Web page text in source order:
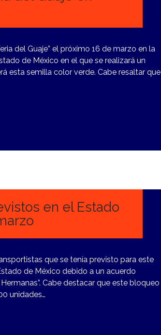
del Guaje” el próximo 16 de marzo en la
de México en el que se realizará un
esta semilla color verde. Cabe resaltar que
en el Estado
que se tenía previsto para este
de México debido a un acuerdo
Cabe destacar que este bloqueo
unidades…